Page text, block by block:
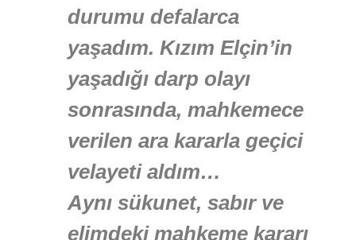
durumu defalarca
yaşadım. Kızım Elçin’in
yaşadığı darp olayı
sonrasında, mahkemece
verilen ara kararla geçici
velayeti aldım…
Aynı sükunet, sabır ve
elimdeki mahkeme kararı